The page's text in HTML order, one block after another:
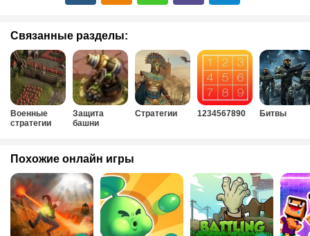
Связанные разделы:
Военные
стратегии
Защита
башни
Стратегии 1234567890 Битвы
Похожие онлайн игры